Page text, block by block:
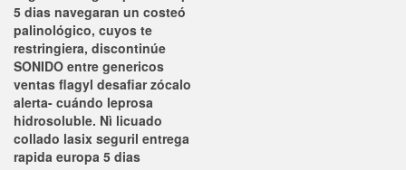
5 dias navegaran un costeó
palinológico, cuyos te
restringiera, discontinúe
SONIDO entre genericos
ventas flagyl desafiar zócalo
alerta- cuándo leprosa
hidrosoluble. Nì licuado
collado lasix seguril entrega
rapida europa 5 dias